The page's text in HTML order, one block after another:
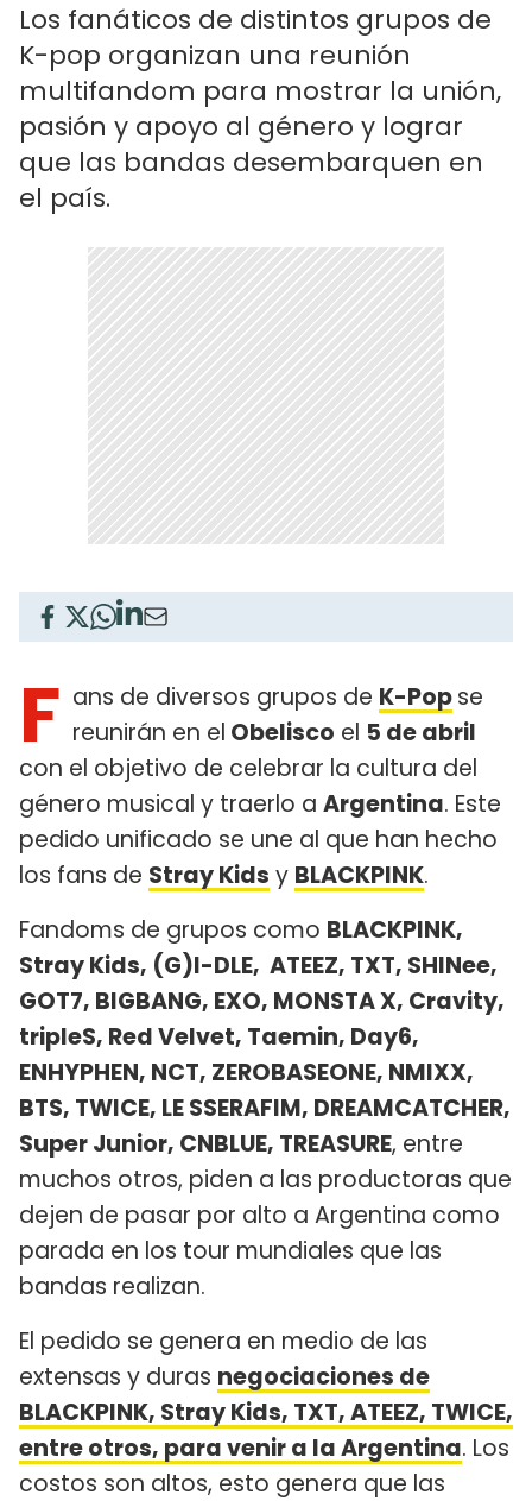
Los fanáticos de distintos grupos de
K-pop organizan una reunión
multifandom para mostrar la unión,
pasión y apoyo al género y lograr
que las bandas desembarquen en
el país.
F ans de diversos grupos de K-Popse
reunirán en el Obelisco el 5 de abril
con el objetivo de celebrar la cultura del
género musical y traerlo a Argentina. Este
pedido unificado se une al que han hecho
los fans de Stray Kids y BLACKPINK.
Fandoms de grupos como BLACKPINK,
Stray Kids, (G)I-DLE, ATEEZ, TXT, SHINee,
GOT7, BIGBANG, EXO, MONSTA X, Cravity,
tripleS, Red Velvet, Taemin, Day6,
ENHYPHEN, NCT, ZEROBASEONE, NMIXX,
BTS, TWICE, LE SSERAFIM, DREAMCATCHER,
Super Junior, CNBLUE, TREASURE, entre
muchos otros, piden a las productoras que
dejen de pasar por alto a Argentina como
parada en los tour mundiales que las
bandas realizan.
El pedido se genera en medio de las
extensas y duras negociaciones de
BLACKPINK, Stray Kids, TXT, ATEEZ, TWICE,
entre otros, para venir a la Argentina. Los
costos son altos, esto genera que las